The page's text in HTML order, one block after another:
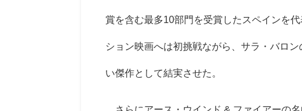
賞を含む最多10部門を受賞したスペインを
ション映画へは初挑戦ながら、サラ・バロ
い傑作として結実させた。